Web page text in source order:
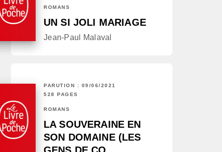
ROMANS
UN SI JOLI MARIAGE
Jean-Paul Malaval
PARUTION : 09/06/2021
528 PAGES
ROMANS
LA SOUVERAINE EN
SON DOMAINE (LES